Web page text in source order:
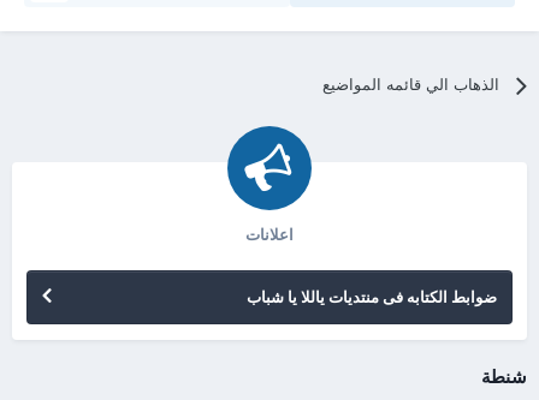
الذهاب الي قائمه المواضيع
اعلانات
ضوابط الكتابه فى منتديات ياللا يا شباب
شنطة